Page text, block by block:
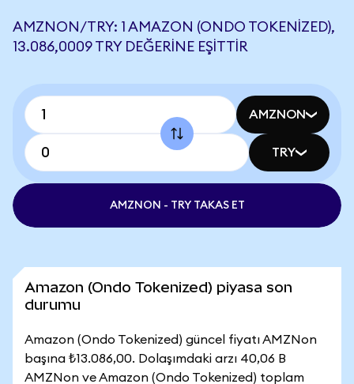
AMZNON/TRY: 1 AMAZON (ONDO TOKENIZED),
13.086,0009 TRY DEĞERINE EŞITTIR
AMZNON
TRY
AMZNON - TRY TAKAS ET
Amazon (Ondo Tokenized) piyasa son
durumu
Amazon (Ondo Tokenized) güncel fiyatı AMZNon
başına ₺13.086,00. Dolaşımdaki arzı 40,06 B
AMZNon ve Amazon (Ondo Tokenized) toplam